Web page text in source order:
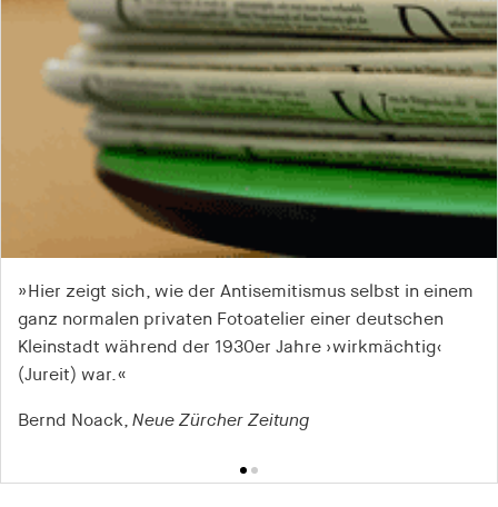
»Hier zeigt sich, wie der Antisemitismus selbst in einem
ganz normalen privaten Fotoatelier einer deutschen
Kleinstadt während der 1930er Jahre ›wirkmächtig‹
(Jureit) war.«
Bernd Noack, Neue Zürcher Zeitung
»Thomas Medicus dicht illustrierte, lokal fokussierte
Untersuchung ... ist demgegenüber ein wichtiger Schritt
in die richtige Richtung, der mit dieser Perspektive und
diesem Aufwand vergleichsweise neu ist.«
Klaus Hesse,Fotogeschichte